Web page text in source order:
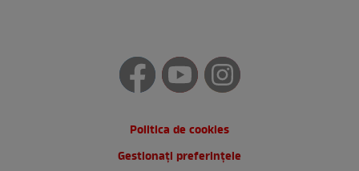
Politica de cookies
Gestionați preferințele